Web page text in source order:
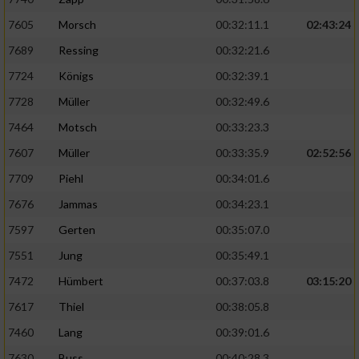
7605
Morsch 00:32:11.1
02:43:24
7689
Ressing
00:32:21.6
7724
Königs
00:32:39.1
7728
Müller
00:32:49.6
7464
Motsch
00:33:23.3
7607
Müller 00:33:35.9
02:52:56
7709
Piehl
00:34:01.6
7676
Jammas
00:34:23.1
7597
Gerten
00:35:07.0
7551
Jung
00:35:49.1
7472
Hümbert 00:37:03.8
03:15:20
7617
Thiel
00:38:05.8
7460
Lang
00:39:01.6
Erstellung von Profilen für personalisierte
Werbung
Verwendung von Profilen zur Auswahl
personalisierter Werbung
Erstellung von Profilen zur Personalisierung
Verwendung von Profilen zur Auswahl
Messung der Werbeleistung
Messung der Performance von Inhalten
Analyse von Zielgruppen durch Statistiken
oder Kombinationen von Daten aus
verschiedenen Quellen